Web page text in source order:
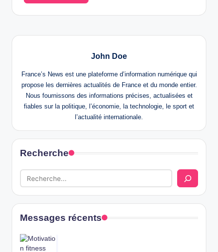
John Doe
France’s News est une plateforme d’information numérique qui
propose les dernières actualités de France et du monde entier.
Nous fournissons des informations précises, actualisées et
fiables sur la politique, l’économie, la technologie, le sport et
l’actualité internationale.
Recherche
Messages récents